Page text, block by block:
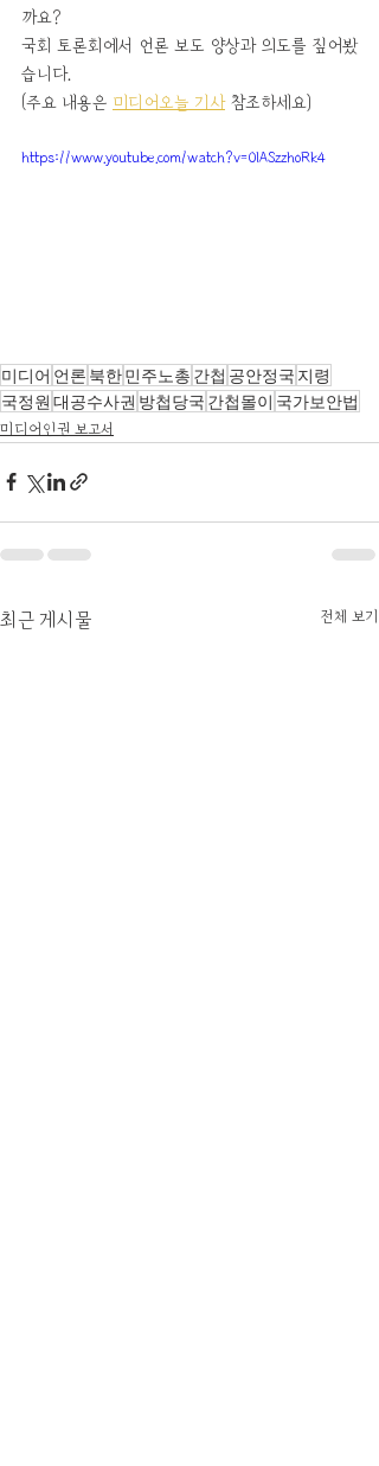
까요?
국회 토론회에서 언론 보도 양상과 의도를 짚어봤
습니다.
(주요 내용은 미디어오늘 기사 참조하세요)
https://www.youtube.com/watch?v=OlASzzhoRk4
미디어 언론 북한민주노총 간첩 공안정국 지령
국정원 대공수사권 방첩당국 간첩몰이 국가보안법
미디어인권 보고서
최근 게시물 전체 보기